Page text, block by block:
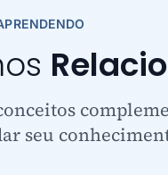
seu